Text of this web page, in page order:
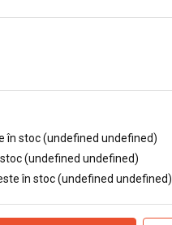
în stoc (undefined undefined)
stoc (undefined undefined)
în stoc (undefined undefined)